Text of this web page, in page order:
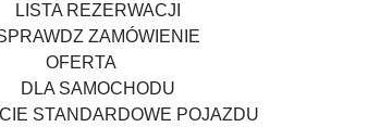
LISTA REZERWACJI
ZAMÓWIENIE
OFERTA
DLA SAMOCHODU
STANDARDOWE POJAZDU